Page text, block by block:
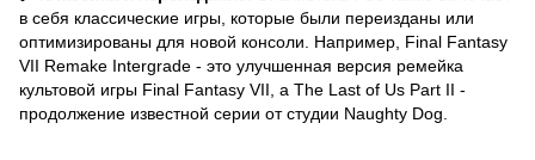
в себя классические игры, которые были переизданы или
оптимизированы для новой консоли. Например, Final Fantasy
VII Remake Intergrade - это улучшенная версия ремейка
культовой игры Final Fantasy VII, а The Last of Us Part II -
продолжение известной серии от студии Naughty Dog.